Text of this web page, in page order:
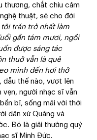
thương, chắt chiu cảm
thuật, sẽ cho đời
tôi trăn trở nhất làm
gần tám mươi, ngồi
được sáng tác
thuở vẫn là quê
mình đến hơi thở
dẫu thế nào, vượt lên
người nhạc sĩ vẫn
bỉ, sống mãi với thời
dân xứ Quảng và
Đó là giải thưởng quý
sĩ Minh Đức.